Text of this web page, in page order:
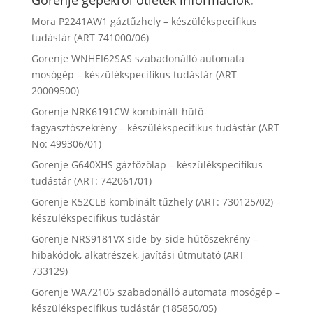
Mora P2241AW1 gáztűzhely – készülékspecifikus
tudástár (ART 741000/06)
Gorenje WNHEI62SAS szabadonálló automata
mosógép – készülékspecifikus tudástár (ART
20009500)
Gorenje NRK6191CW kombinált hűtő-
fagyasztószekrény – készülékspecifikus tudástár (ART
No: 499306/01)
Gorenje G640XHS gázfőzőlap – készülékspecifikus
tudástár (ART: 742061/01)
Gorenje K52CLB kombinált tűzhely (ART: 730125/02) –
készülékspecifikus tudástár
Gorenje NRS9181VX side-by-side hűtőszekrény –
hibakódok, alkatrészek, javítási útmutató (ART
733129)
Gorenje WA72105 szabadonálló automata mosógép –
készülékspecifikus tudástár (185850/05)